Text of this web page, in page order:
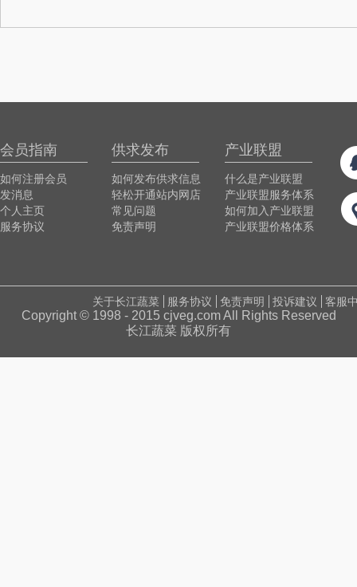
会员指南
如何注册会员
发消息
个人主页
服务协议
供求发布
如何发布供求信息
轻松开通站内网店
常见问题
免责声明
产业联盟
什么是产业联盟
产业联盟服务体系
如何加入产业联盟
产业联盟价格体系
关于长江蔬菜 服务协议 免责声明 投诉建议 客服
Copyright © 1998 - 2015 cjveg.com All Rights Reserved
长江蔬菜 版权所有